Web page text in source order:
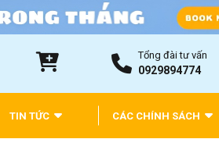
Tổng đài tư vấn
0929894774
TIN TỨC CÁC CHÍNH SÁCH